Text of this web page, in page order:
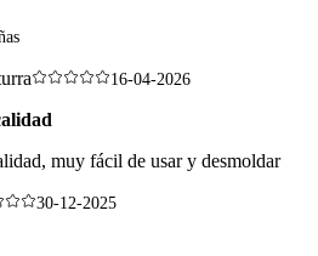
16-04-2026
muy fácil de usar y desmoldar
30-12-2025